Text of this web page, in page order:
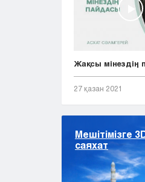
Жақсы мінездің
27 қазан 2021
Мешітімізге
саяхат